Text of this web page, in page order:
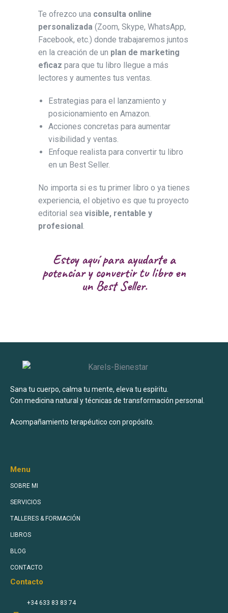
Te ofrezco una consulta online
personalizada (Zoom, Skype, WhatsApp,
Facebook, etc.) donde trabajaremos juntos
en la creación de un plan de marketing
eficaz para que tu libro llegue a más
lectores y aumentes tus ventas.
Estrategias para el lanzamiento y
posicionamiento en Amazon.
Acciones concretas para aumentar
visibilidad y ventas.
Enfoque realista para convertir tu libro
en un Best Seller.
No importa si es tu primer libro o ya tienes
experiencia, el objetivo es que tu proyecto
editorial sea visible, rentable y
profesional .
Estoy aquí para ayudarte a
potenciar y convertir tu libro en
un Best Seller.
Sana tu cuerpo, calma tu mente, eleva tu espíritu.
Con medicina natural y técnicas de transformación personal.
Acompañamiento terapéutico con propósito.
Menu
SOBRE MI
SERVICIOS
TALLERES & FORMACIÓN
LIBROS
BLOG
CONTACTO
Contacto
+34 633 83 83 74